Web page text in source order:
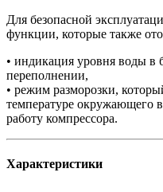
Для безопасной
функции, которые также
• индикация уровня воды в
переполнении,
• режим разморозки,
температуре окружающего
работу компрессора.
Характеристики